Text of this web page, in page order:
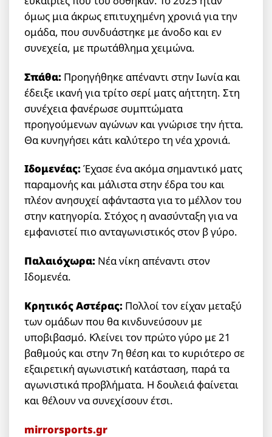
όμως μια άκρως επιτυχημένη χρονιά για την
ομάδα, που συνδυάστηκε με άνοδο και εν
συνεχεία, με πρωτάθλημα χειμώνα.
Σπάθα: Προηγήθηκε απέναντι στην Ιωνία και
έδειξε ικανή για τρίτο σερί ματς αήττητη. Στη
συνέχεια φανέρωσε συμπτώματα
προηγούμενων αγώνων και γνώρισε την ήττα.
Θα κυνηγήσει κάτι καλύτερο τη νέα χρονιά.
Ιδομενέας:Έχασε ένα ακόμα σημαντικό ματς
παραμονής και μάλιστα στην έδρα του και
πλέον ανησυχεί αφάνταστα για το μέλλον του
στην κατηγορία. Στόχος η ανασύνταξη για να
εμφανιστεί πιο ανταγωνιστικός στον β γύρο.
Παλαιόχωρα: Νέα νίκη απέναντι στον
Ιδομενέα.
Κρητικός Αστέρας: Πολλοί τον είχαν μεταξύ
των ομάδων που θα κινδυνεύσουν με
υποβιβασμό. Κλείνει τον πρώτο γύρο με 21
βαθμούς και στην 7η θέση και το κυριότερο σε
εξαιρετική αγωνιστική κατάσταση, παρά τα
αγωνιστικά προβλήματα. Η δουλειά φαίνεται
και θέλουν να συνεχίσουν έτσι.
mirrorsports.gr